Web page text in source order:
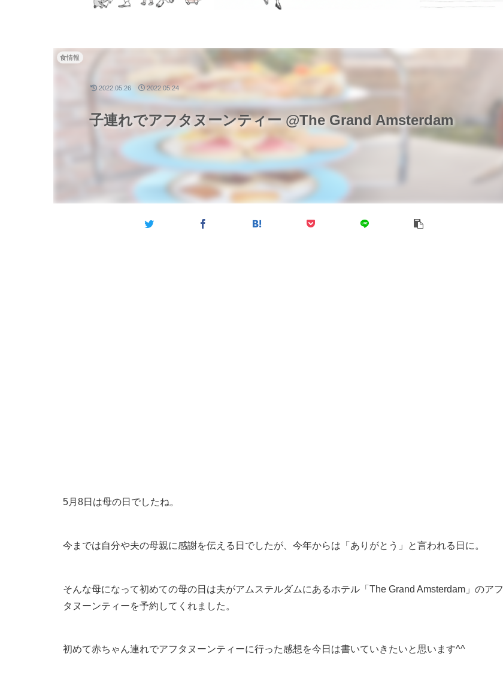
子連れでアフタヌーンティー @The Grand Amsterdam
食情報
2022.05.26 2022.05.24
5月8日は母の日でしたね。
今までは自分や夫の母親に感謝を伝える日でしたが、今年からは「ありがとう」と言われる日に。
そんな母になって初めての母の日は夫がアムステルダムにあるホテル「The Grand Amsterdam」のアフ
タヌーンティーを予約してくれました。
初めて赤ちゃん連れでアフタヌーンティーに行った感想を今日は書いていきたいと思います^^